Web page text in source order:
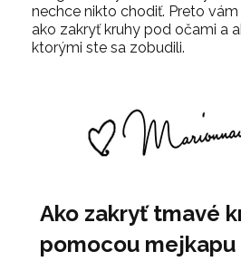
nechce nikto chodiť. Preto
ako zakryť kruhy pod očami a
ktorými ste sa zobudili.
Ako zakryť tmavé
pomocou mejkapu